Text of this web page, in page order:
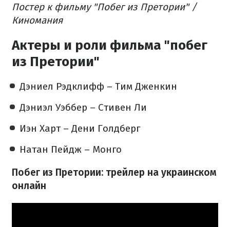
Постер к фильму "Побег из Претории" /
Киномания
Актеры и роли фильма "побег
из Претории"
Дэниел Рэдклифф – Тим Дженкин
Дэниэл Уэббер – Стивен Ли
Иэн Харт – Дени Голдберг
Натан Пейдж – Монго
Побег из Претории: трейлер на украинском
онлайн